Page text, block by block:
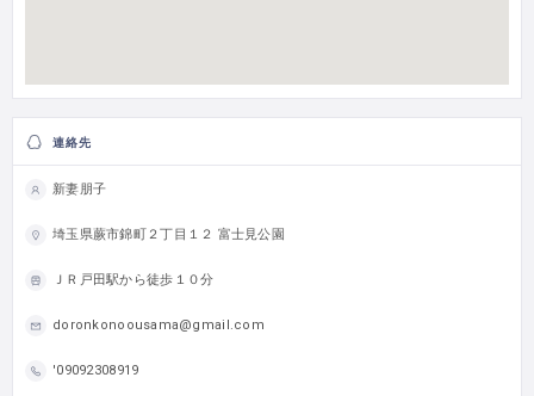
連絡先
新妻朋子
埼玉県蕨市錦町２丁目１２ 富士見公園
ＪＲ戸田駅から徒歩１０分
doronkonoousama@gmail.com
'09092308919